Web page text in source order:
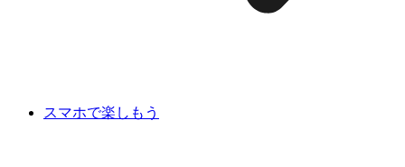
スマホで楽しもう